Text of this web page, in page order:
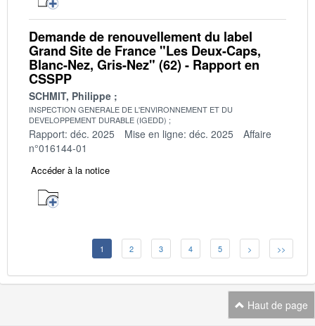
Demande de renouvellement du label
Grand Site de France "Les Deux-Caps,
Blanc-Nez, Gris-Nez" (62) - Rapport en
CSSPP
SCHMIT, Philippe
INSPECTION GENERALE DE L'ENVIRONNEMENT ET DU
DEVELOPPEMENT DURABLE (IGEDD)
Rapport: déc. 2025 Mise en ligne: déc. 2025
Affaire
n°016144-01
Accéder à la notice
1 2 3 4 5 > >>
Haut de page